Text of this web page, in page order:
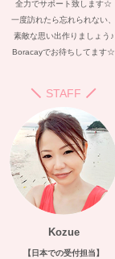
全力でサポート致します☆
一度訪れたら忘れられない、
素敵な思い出作りましょう♪
Boracayでお待ちしてます☆
STAFF
Kozue
【日本での受付担当】